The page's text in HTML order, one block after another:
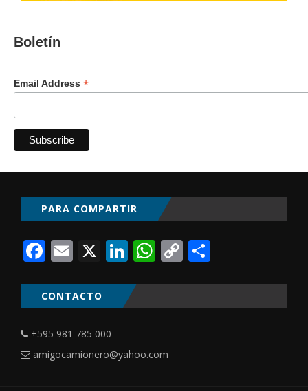
Boletín
Email Address *
PARA COMPARTIR
Facebook
Email
X LinkedIn
WhatsApp
Copy
CONTACTO
+595 981 785 000
amigocamionero@yahoo.com